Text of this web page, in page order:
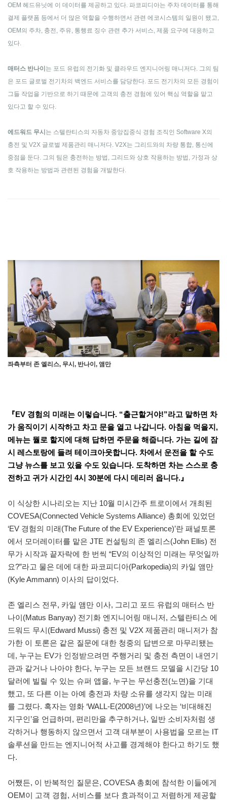
OEM 헤드유닛에 이 데이터를 제공하고 있다. 파코피디아는 주차 데이터를 통해
결제 플랫폼 등에서 더 많은 역할을 수행하면서 관련 에코시스템의 일원이 됐고,
OEM의 주차, 충전, 주유, 통행료 징수 관련 추가 서비스, 제품 요구에 대응하고
있다.
매터스 반나이는 포드 유럽의 전기화 및 클라우드 엔지니어링 매니저다. 그의 팀
은 포드 글로벌 전기차의 백엔드 서비스를 담당한다. 포드 전기차의 모든 경험이
그들 작업을 기반으로 하기 때문에 고객의 충전 경험에 있어 핵심 역할을 맡고
있다고 할 수 있다.
에드워드 무시는 스텔란티스의 자동차 중앙집중식 경험 조직인 Software X의
충전 및 V2X 글로벌 제품관리 매니저다. V2X는 그리드와의 차량 통합, 통신에
중점을 둔다. 그의 팀은 충전하는 방법, 그리드와 상호 작용하는 방법, 가정과 상
호 작용하는 방법과 관련된 경험을 개발한다.
좌측부터 존 엘리스, 무시, 반나이, 앰만
『EV 경험의 미래는 이렇습니다. “출근할거야!”라고 말하면 차
가 움직이기 시작하고 차고 문을 열고 나갑니다. 아침을 먹을지,
메뉴는 뭘로 할지에 대해 답하면 주문을 해줍니다. 가는 길에 잠
시 레스토랑에 들려 테이크아웃합니다. 차에서 운전을 할 수도
그냥 뉴스를 보고 있을 수도 있습니다. 도착하면 차는 스스로 충
전하고 귀가 시간인 4시 30분에 다시 데리러 옵니다.』
이 식상한 시나리오는 지난 10월 미시간주 트로이에서 개최된
COVESA(Connected Vehicle Systems Alliance) 총회에 있었던
‘EV 경험의 미래(The Future of the EV Experience)’란 패널토론
에서 모더레이터를 맡은 JTE 컨설팅의 존 엘리스(John Ellis) 전
무가 시작과 끝자락에 한 번씩 “EV의 이상적인 미래는 무엇일까
요?”라고 물은 데에 대한 파코피디아(Parkopedia)의 카일 앰만
(Kyle Ammann) 이사의 답이었다.
존 엘리스 전무, 카일 앰만 이사, 그리고 포드 유럽의 매터스 반
나이(Matus Banyay) 전기화 엔지니어링 매니저, 스텔란티스 에
드워드 무시(Edward Mussi) 충전 및 V2X 제품관리 매니저가 참
가한 이 토론은 같은 질문에 대한 청중의 답변으로 마무리됐는
데, 누구는 EV가 인정받으려면 주행거리 및 충전 측면이 내연기
관과 같거나 나아야 한다, 누구는 모든 브랜드 모델을 시간당 10
달러에 빌릴 수 있는 슈퍼 앱을, 누구는 무선충전(노면)을 기대
했고, 또 다른 이는 아예 충전과 차량 소유를 생각지 않는 미래
를 그렸다. 혹자는 영화 ‘WALL-E(2008년)’에 나오는 ‘비대해진
지구인’을 언급하며, 편리만을 추구하거나, 일반 소비자처럼 생
각하거나 행동하지 않으면서 고객 대부분이 사용법을 모르는 IT
솔루션을 만드는 엔지니어적 사고를 경계해야 한다고 하기도 했
다.
어쨌든, 이 반복적인 질문은, COVESA 총회에 참석한 이들에게
OEM이 고객 경험, 서비스를 보다 효과적이고 저렴하게 제공할